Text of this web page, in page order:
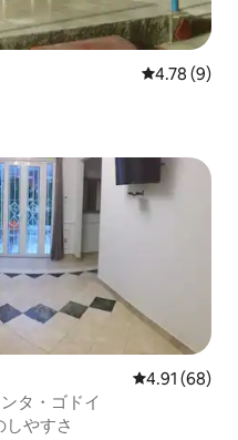
レビュー9
4.78 (9)
レビュー68
4.91 (68)
タ・ゴドイ
しやすさ